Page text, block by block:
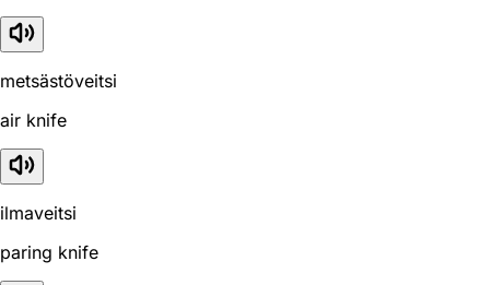
metsästöveitsi
air knife
ilmaveitsi
paring knife